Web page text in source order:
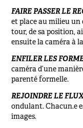
FAIRE PASSER LE
et place au milieu
tour, de sa position,
ensuite la caméra à
ENFILER LES
caméra d’une
parenté formelle.
REJOINDRE LE
ondulant. Chacun.e
images.